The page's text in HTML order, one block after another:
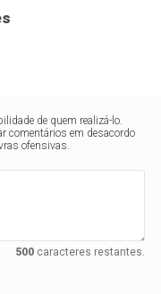
de quem realizá-lo.
comentários em desacordo
ofensivas.
500caracteres restantes.